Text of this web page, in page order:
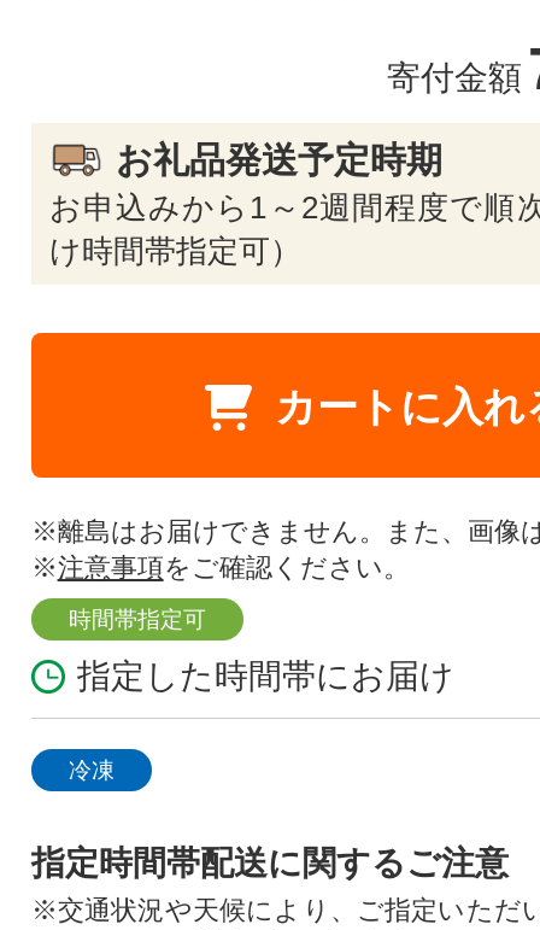
寄付金額
お礼品発送予定時期
お申込みから1～2週間程度で順
け時間帯指定可）
カートに入れ
※離島はお届けできません。また、画像
※注意事項をご確認ください。
時間帯指定可
指定した時間帯にお届け
冷凍
指定時間帯配送に関するご注意
※交通状況や天候により、ご指定いただ